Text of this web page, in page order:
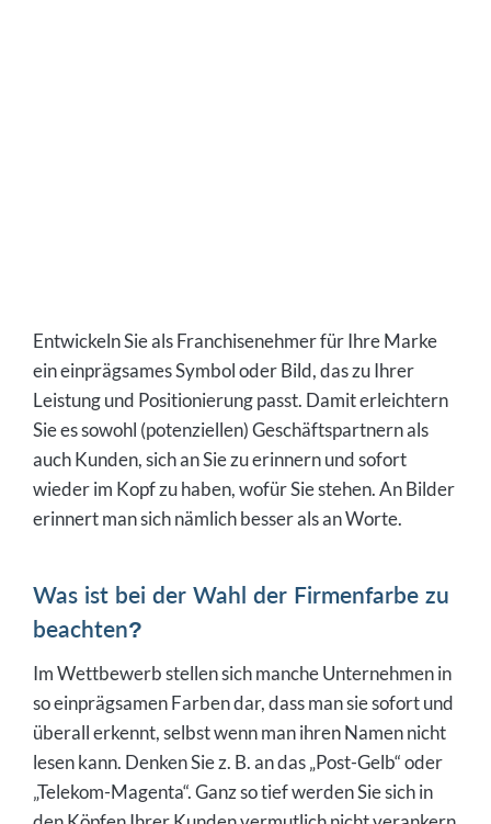
Entwickeln Sie als Franchisenehmer für Ihre Marke
ein einprägsames Symbol oder Bild, das zu Ihrer
Leistung und Positionierung passt. Damit erleichtern
Sie es sowohl (potenziellen) Geschäftspartnern als
auch Kunden, sich an Sie zu erinnern und sofort
wieder im Kopf zu haben, wofür Sie stehen. An Bilder
erinnert man sich nämlich besser als an Worte.
Was ist bei der Wahl der Firmenfarbe zu
beachten?
Im Wettbewerb stellen sich manche Unternehmen in
so einprägsamen Farben dar, dass man sie sofort und
überall erkennt, selbst wenn man ihren Namen nicht
lesen kann. Denken Sie z. B. an das „Post-Gelb“ oder
„Telekom-Magenta“. Ganz so tief werden Sie sich in